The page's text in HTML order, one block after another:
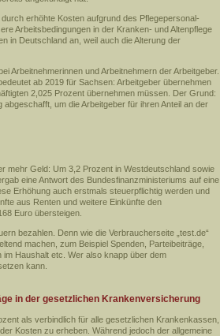
erhöhte Kosten aufgrund des Pflegepersonal-
Arbeitsbedingungen in der Kranken- und Altenpflege
in Deutschland an, weil auch die Alterung der
Arbeitnehmerinnen und Arbeitnehmern der Arbeitgeber.
ab 2019 für Sachsen: Arbeitgeber übernehmen
2,025 Prozent übernehmen müssen. Der Grund:
um die Arbeitgeber für ihren Anteil an der
mehr Geld: Um 3,2 Prozent in Westdeutschland sowie
eine Antwort des Bundesfinanzministeriums auf eine
Erhöhung auch erstmals steuerpflichtig werden und
aus Renten und weitere Einkünfte den
Euro übersteigen.
bezahlen. Denn wie die Verbraucherseite „test.de“
machen, zum Beispiel Spenden, Parteibeiträge,
Haushalt etc. Wer also knapp über dem
kann.
in der gesetzlichen Krankenversicherung
als verbindlich für alle gesetzlichen Krankenkassen,
Kosten zu erheben. Während jedoch der allgemeine